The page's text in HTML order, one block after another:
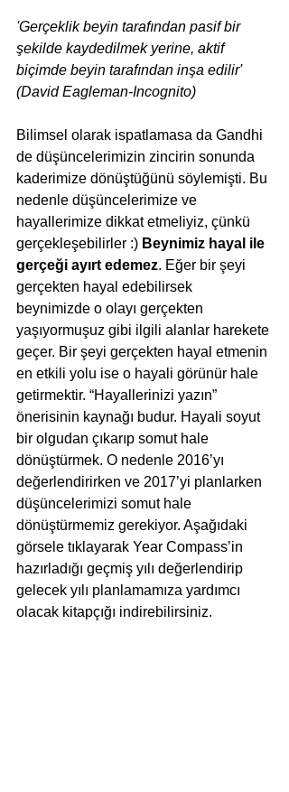
'Gerçeklik beyin tarafından pasif bir
şekilde kaydedilmek yerine, aktif
biçimde beyin tarafından inşa edilir'
(David Eagleman-Incognito)
Bilimsel olarak ispatlamasa da Gandhi
de düşüncelerimizin zincirin sonunda
kaderimize dönüştüğünü söylemişti. Bu
nedenle düşüncelerimize ve
hayallerimize dikkat etmeliyiz, çünkü
gerçekleşebilirler :) Beynimiz hayal ile
gerçeği ayırt edemez. Eğer bir şeyi
gerçekten hayal edebilirsek
beynimizde o olayı gerçekten
yaşıyormuşuz gibi ilgili alanlar harekete
geçer. Bir şeyi gerçekten hayal etmenin
en etkili yolu ise o hayali görünür hale
getirmektir. “Hayallerinizi yazın”
önerisinin kaynağı budur. Hayali soyut
bir olgudan çıkarıp somut hale
dönüştürmek. O nedenle 2016’yı
değerlendirirken ve 2017’yi planlarken
düşüncelerimizi somut hale
dönüştürmemiz gerekiyor. Aşağıdaki
görsele tıklayarak Year Compass’in
hazırladığı geçmiş yılı değerlendirip
gelecek yılı planlamamıza yardımcı
olacak kitapçığı indirebilirsiniz.